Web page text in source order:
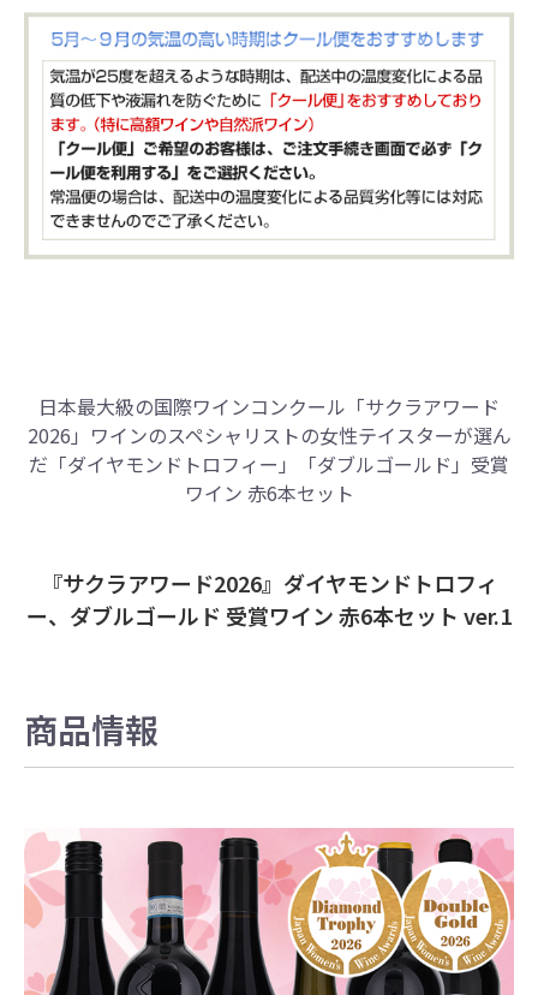
日本最大級の国際ワインコンクール 「サクラアワード
2026」 ワインのスペシャリストの女性テイスターが選ん
だ 「ダイヤモンドトロフィー」「ダブルゴールド」 受賞
ワイン 赤6本セット
『サクラアワード2026』ダイヤモンドトロフィ
ー、ダブルゴールド 受賞ワイン 赤6本セット ver.1
商品情報